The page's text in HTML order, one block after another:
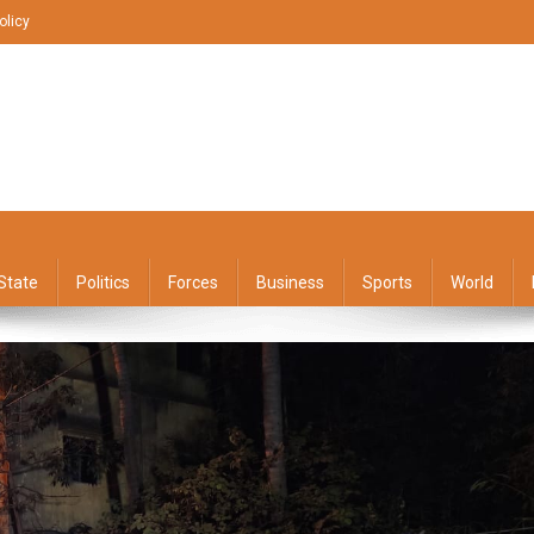
Politics Forces Business Sports World